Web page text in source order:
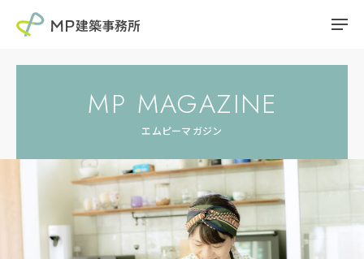
MP MAGAZINE
エムピーマガジン